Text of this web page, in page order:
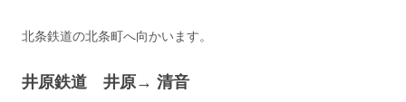
北条鉄道の北条町へ向かいます。
井原鉄道 井原→ 清音